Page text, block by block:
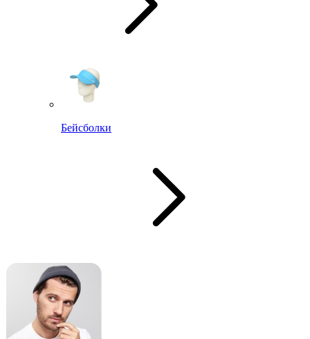
Бейсболки